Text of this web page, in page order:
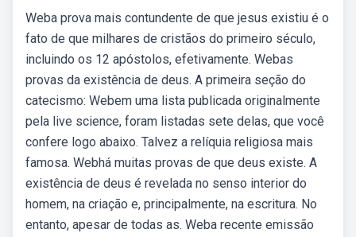
Weba prova mais contundente de que jesus existiu é o
fato de que milhares de cristãos do primeiro século,
incluindo os 12 apóstolos, efetivamente. Webas
provas da existência de deus. A primeira seção do
catecismo: Webem uma lista publicada originalmente
pela live science, foram listadas sete delas, que você
confere logo abaixo. Talvez a relíquia religiosa mais
famosa. Webhá muitas provas de que deus existe. A
existência de deus é revelada no senso interior do
homem, na criação e, principalmente, na escritura. No
entanto, apesar de todas as. Weba recente emissão